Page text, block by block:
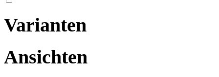
Varianten
Ansichten